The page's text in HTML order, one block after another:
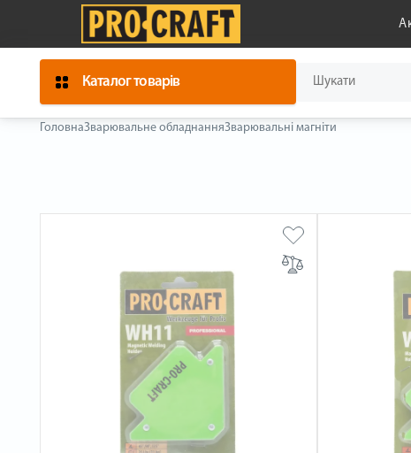
Каталог товарів
ГоловнаЗварювальне обладнанняЗварювальні магніти